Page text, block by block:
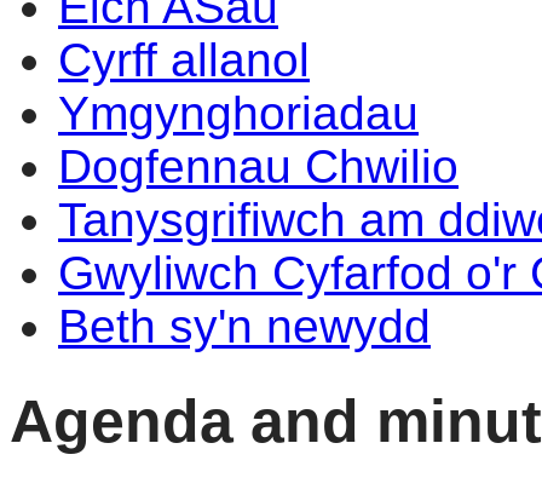
Cyrff allanol
Ymgynghoriadau
Dogfennau Chwilio
Tanysgrifiwch am
Gwyliwch Cyfarfod o'r
Beth sy'n newydd
Agenda and